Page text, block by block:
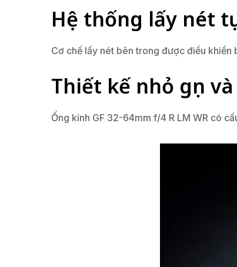
Hệ thống lấy nét
Cơ chế lấy nét bên trong được điều khiển
Thiết kế nhỏ gọn
Ống kính GF 32-64mm f/4 R LM WR có